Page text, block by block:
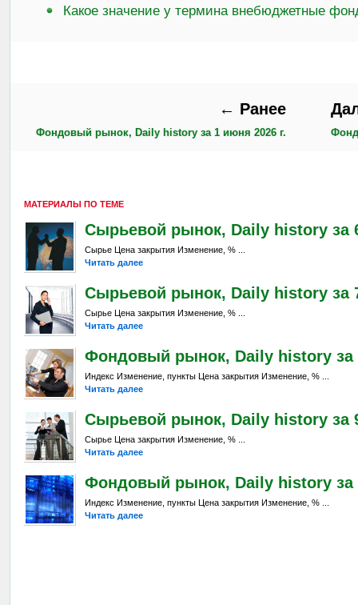
Какое значение у термина внебюджетные
← Ранее
Фондовый рынок, Daily history за 1 июня 2026 г.
МАТЕРИАЛЫ ПО ТЕМЕ
Сырьевой рынок, Daily history за 6
Сырье Цена закрытия Изменение, % ...
Читать далее
Сырьевой рынок, Daily history за
Сырье Цена закрытия Изменение, % ...
Читать далее
Фондовый рынок, Daily history за
Индекс Изменение, пункты Цена закрытия Изменение, % ...
Читать далее
Сырьевой рынок, Daily history за
Сырье Цена закрытия Изменение, % ...
Читать далее
Фондовый рынок, Daily history за
Индекс Изменение, пункты Цена закрытия Изменение, % ...
Читать далее